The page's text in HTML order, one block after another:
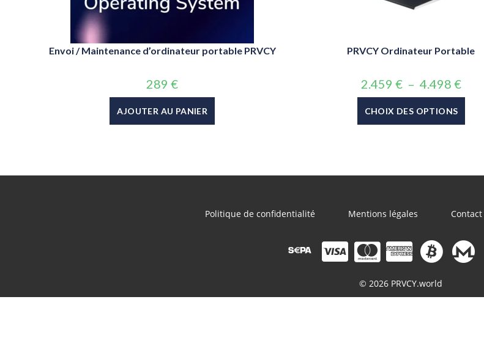
Envoi / Maintenance d’ordinateur portable PRVCY
289€
AJOUTER AU PANIER
PRVCY Ordinateur Portable
2.459 € – 4.498 €
CHOIX DES OPTIONS
Politique de confidentialité Mentions légales Contact
© 2026 PRVCY.world